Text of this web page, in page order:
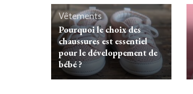
Vêtements
Pourquoi le choix des
chaussures est essentiel
pour le développement de
bébé ?